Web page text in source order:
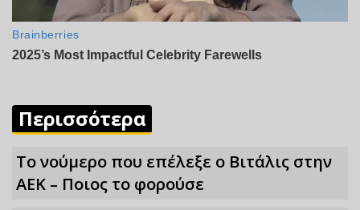
Περισσότερα
Το νούμερο που επέλεξε ο Βιτάλις στην
ΑΕΚ – Ποιος το φορούσε